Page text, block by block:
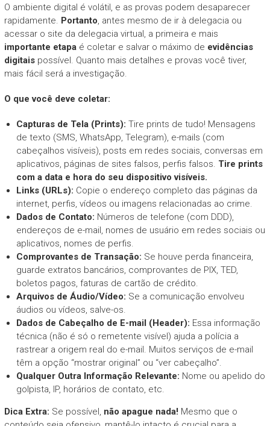
O ambiente digital é volátil, e as provas podem desaparecer
rapidamente. Portanto, antes mesmo de ir à delegacia ou
acessar o site da delegacia virtual, a primeira e mais
importante etapaé coletar e salvar o máximo de evidências
digitaispossível. Quanto mais detalhes e provas você tiver,
mais fácil será a investigação.
O que você deve coletar:
Capturas de Tela (Prints): Tire prints de tudo! Mensagens
de texto (SMS, WhatsApp, Telegram), e-mails (com
cabeçalhos visíveis), posts em redes sociais, conversas em
aplicativos, páginas de sites falsos, perfis falsos. Tire prints
com a data e hora do seu dispositivo visíveis.
Links (URLs): Copie o endereço completo das páginas da
internet, perfis, vídeos ou imagens relacionadas ao crime.
Dados de Contato: Números de telefone (com DDD),
endereços de e-mail, nomes de usuário em redes sociais ou
aplicativos, nomes de perfis.
Comprovantes de Transação: Se houve perda financeira,
guarde extratos bancários, comprovantes de PIX, TED,
boletos pagos, faturas de cartão de crédito.
Arquivos de Áudio/Vídeo: Se a comunicação envolveu
áudios ou vídeos, salve-os.
Dados de Cabeçalho de E-mail (Header): Essa informação
técnica (não é só o remetente visível) ajuda a polícia a
rastrear a origem real do e-mail. Muitos serviços de e-mail
têm a opção “mostrar original” ou “ver cabeçalho”.
Qualquer Outra Informação Relevante: Nome ou apelido do
golpista, IP, horários de contato, etc.
Dica Extra: Se possível, não apague nada! Mesmo que o